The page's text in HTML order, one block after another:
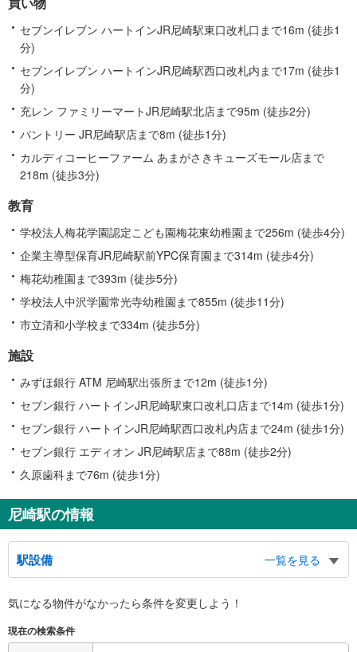
報
セブンイレブン ハートインJR尼崎駅東口改札口まで16m (徒歩1
分)
セブンイレブン ハートインJR尼崎駅西口改札内まで17m (徒歩1
分)
充レン ファミリーマートJR尼崎駅北店まで95m (徒歩2分)
パントリー JR尼崎駅店まで8m (徒歩1分)
カルディコーヒーファーム あまがさきキューズモール店まで
218m (徒歩3分)
教育
学校法人梅花学園認定こども園梅花東幼稚園まで256m (徒歩4分)
企業主導型保育JR尼崎駅前YPC保育園まで314m (徒歩4分)
梅花幼稚園まで393m (徒歩5分)
学校法人中沢学園常光寺幼稚園まで855m (徒歩11分)
市立清和小学校まで334m (徒歩5分)
施設
みずほ銀行 ATM 尼崎駅出張所まで12m (徒歩1分)
セブン銀行 ハートインJR尼崎駅東口改札口店まで14m (徒歩1分)
セブン銀行 ハートインJR尼崎駅西口改札内店まで24m (徒歩1分)
セブン銀行 エディオン JR尼崎駅店まで88m (徒歩2分)
久原歯科まで76m (徒歩1分)
尼崎駅の情報
駅設備
一覧を見る
※段差なしでの移動経路
地上⇔改札⇔ホーム：○
気になる物件がなかったら条件を変更しよう！
現在の検索条件